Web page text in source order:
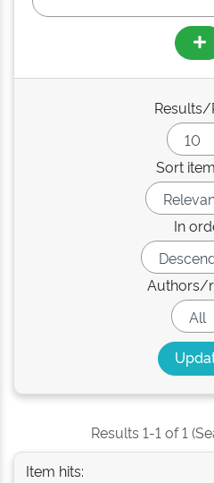
Results/
Sort
In
Authors/
Results 1-1 of 1
Item hits: